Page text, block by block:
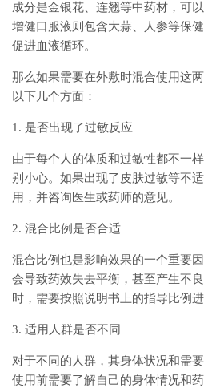
成分是金银花、连翘等中药材，可
增健口服液则包含大蒜、人参等保
促进血液循环。
那么如果需要在外敷时混合使用这
以下几个方面：
1. 是否出现了过敏反应
由于每个人的体质和过敏性都不一
别小心。如果出现了皮肤过敏等不
用，并咨询医生或药师的意见。
2. 混合比例是否合适
混合比例也是影响效果的一个重要
会导致药效失去平衡，甚至产生不
时，需要按照说明书上的指导比例进
3. 适用人群是否不同
对于不同的人群，其身体状况和需
使用前需要了解自己的身体情况和